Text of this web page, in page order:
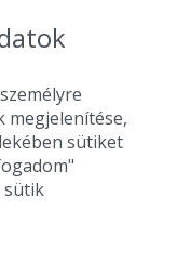
line Kft.
egy helyen az összes
étterem ajánlata.
megjelenítése,
sütiket
sütik